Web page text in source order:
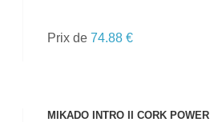
Prix de74.88 €
MIKADO INTRO II CORK POWER